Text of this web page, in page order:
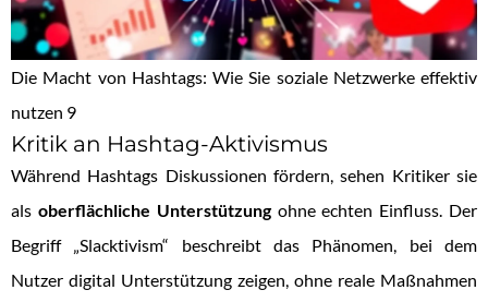
Die Macht von Hashtags: Wie Sie soziale Netzwerke effektiv
nutzen 9
Kritik an Hashtag-Aktivismus
Während Hashtags Diskussionen fördern, sehen Kritiker sie
als oberflächliche Unterstützungohne echten Einfluss. Der
Begriff „Slacktivism“ beschreibt das Phänomen, bei dem
Nutzer digital Unterstützung zeigen, ohne reale Maßnahmen